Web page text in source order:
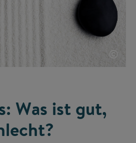
©
Was ist gut,